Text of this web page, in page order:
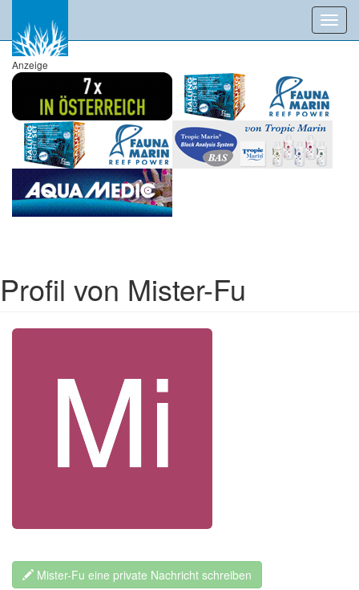
Anzeige
Profil von Mister-Fu
Mister-Fu eine private Nachricht schreiben